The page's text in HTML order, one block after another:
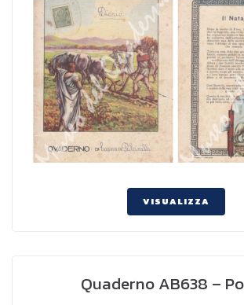
VISUALIZZA
Quaderno AB638 –